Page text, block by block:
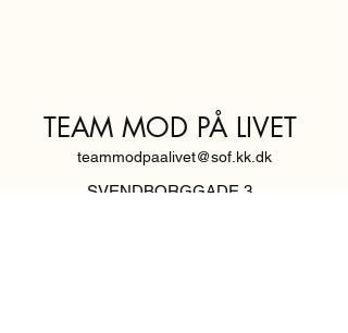
TEAM MOD PÅ LIVET
teammodpaalivet@sof.kk.dk
SVENDBORGGADE 3,